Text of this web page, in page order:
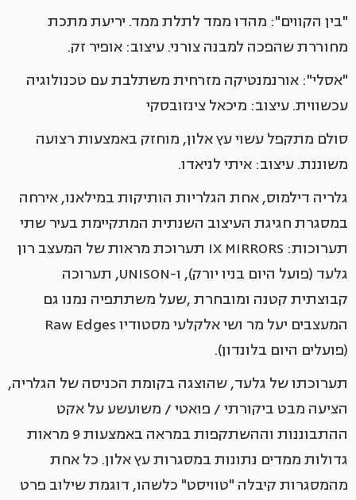
"בין הקווים": מהדו ממד לתלת ממד. יריעת מתכת
מחוררת שהפכה למבנה צורני. עיצוב: אופיר זק.
"אסלי": אורנמנטיקה מזרחית משתלבת עם טכנולוגיה
עכשווית. עיצוב: מיכאל צינזובסקי
סולם מתקפל עשוי עץ אלון, מוחזק באמצעות רצועה
משוננת. עיצוב: איתי לניאדו.
גלריה דילמוס, אחת הגלריות הותיקות במילאנו, אירחה
במסגרת חגיגת העיצוב השנתית המתקיימת בעיר שתי
תערוכות: IX MIRRORS תערוכת מראות של המעצב רון
גלעד (פועל היום בניו יורק), ו-UNISON, תערוכה
קבוצתית קטנה ומובחרת ,שעל משתתפיה נמנו גם
המעצבים יעל מר ושי אלקלעי מסטודיו Raw Edges
(פועלים היום בלונדון).
תערוכתו של גלעד, שהוצגה בקומת הכניסה של הגלריה,
הציעה מבט ביקורתי / פואטי / משועשע על אקט
ההתבוננות וההשתקפות במראה באמצעות 9 מראות
גדולות ממדים נתונות במסגרות עץ אלון. כל אחת
מהמסגרות קיבלה "טוויסט" כלשהו, דוגמת שילוב פרט